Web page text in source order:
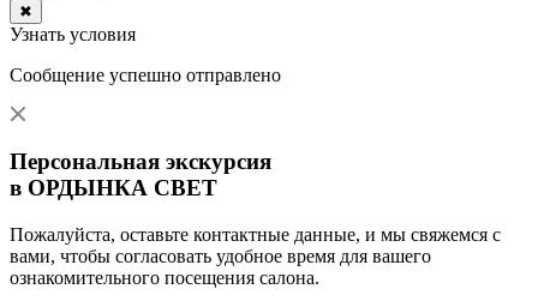
✖
Узнать условия
Сообщение успешно отправлено
Персональная экскурсия
в ОРДЫНКА СВЕТ
Пожалуйста, оставьте контактные данные, и мы свяжемся с
вами, чтобы согласовать удобное время для вашего
ознакомительного посещения салона.